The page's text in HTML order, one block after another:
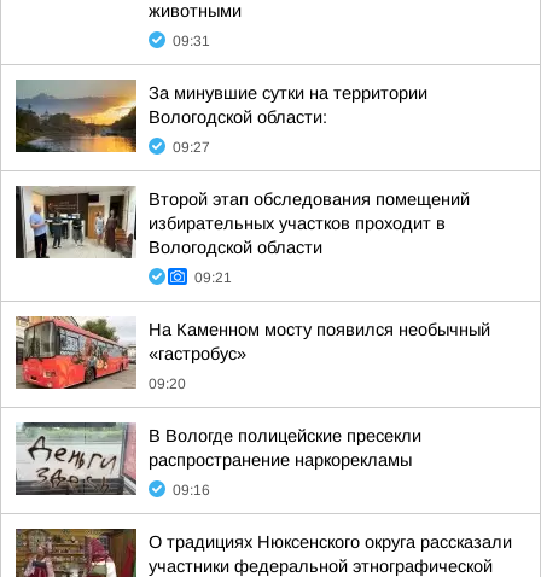
животными
09:31
За минувшие сутки на территории
Вологодской области:
09:27
Второй этап обследования помещений
избирательных участков проходит в
Вологодской области
09:21
На Каменном мосту появился необычный
«гастробус»
09:20
В Вологде полицейские пресекли
распространение наркорекламы
09:16
О традициях Нюксенского округа рассказали
участники федеральной этнографической